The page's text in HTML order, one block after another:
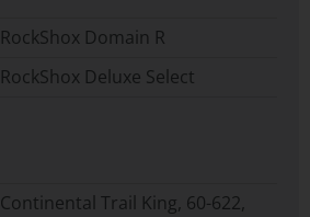
RockShox Domain R
RockShox Deluxe Select
Continental Trail King, 60-622,